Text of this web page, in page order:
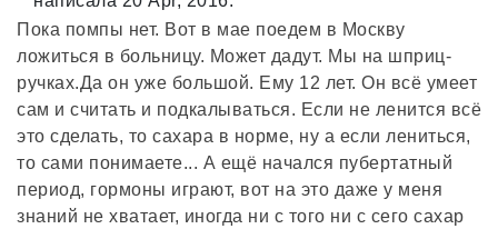
Пока помпы нет. Вот в мае поедем в Москву
ложиться в больницу. Может дадут. Мы на шприц-
ручках.Да он уже большой. Ему 12 лет. Он всё умеет
сам и считать и подкалываться. Если не ленится всё
это сделать, то сахара в норме, ну а если лениться,
то сами понимаете... А ещё начался пубертатный
период, гормоны играют, вот на это даже у меня
знаний не хватает, иногда ни с того ни с сего сахар